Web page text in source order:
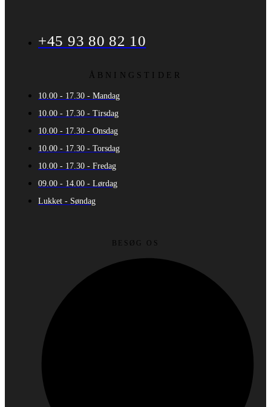
+45 93 80 82 10
ÅBNINGSTIDER
10.00 - 17.30 - Mandag
10.00 - 17.30 - Tirsdag
10.00 - 17.30 - Onsdag
10.00 - 17.30 - Torsdag
10.00 - 17.30 - Fredag
09.00 - 14.00 - Lørdag
Lukket - Søndag
BESØG OS